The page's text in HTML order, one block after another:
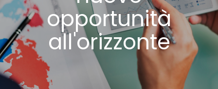
opportunità
all'orizzonte